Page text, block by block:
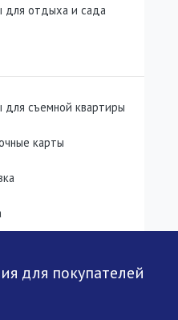
для отдыха и сада
для съемной квартиры
карты
для покупателей